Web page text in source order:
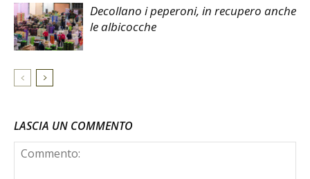
Decollano i peperoni, in recupero anche
le albicocche
LASCIA UN COMMENTO